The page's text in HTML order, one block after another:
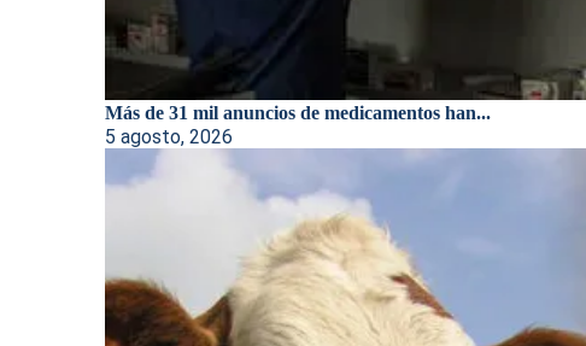
Más de 31 mil anuncios de medicamentos han...
5 agosto, 2026